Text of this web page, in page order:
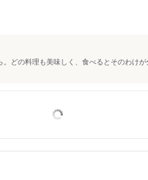
どの料理も美味しく、食べるとそのわけ